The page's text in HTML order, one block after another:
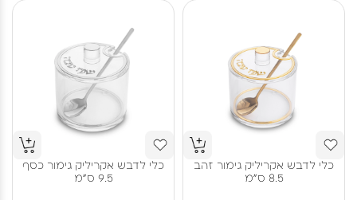
כלי לדבש אקריליק גימור זהב
8.5 ס"מ
כלי לדבש אקריליק גימור כסף
9.5 ס"מ